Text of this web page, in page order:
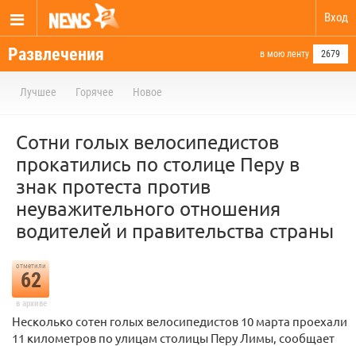
Вход
Развлечения в мою ленту 2679
Лучшее Горячее Новое
Сотни голых велосипедистов
прокатились по столице Перу в
знак протеста против
неуважительного отношения
водителей и правительства страны
отметили
62
в архиве
Несколько сотен голых велосипедистов 10 марта проехали
11 километров по улицам столицы Перу Лимы, сообщает